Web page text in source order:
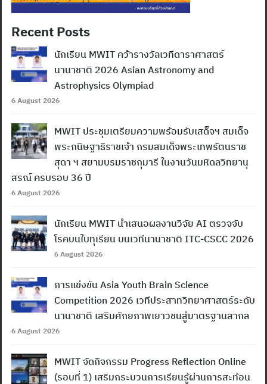
Recent Posts
นักเรียน MWIT คว้ารางวัลเวทีดาราศาสตร์
นานาชาติ 2026 Asian Astronomy and
Astrophysics Olympiad
6 August 2026
MWIT ประชุมเตรียมความพร้อมรับเสด็จฯ สมเด็จ
พระกนิษฐาธิราชเจ้า กรมสมเด็จพระเทพรัตนราช
สุดา ฯ สยามบรมราชกุมารี ในงานวันมหิดลวิทยานุ
สรณ์ ครบรอบ 36 ปี
6 August 2026
นักเรียน MWIT นำเสนอผลงานวิจัย AI ตรวจจับ
โรคบนใบทุเรียน บนเวทีนานาชาติ ITC-CSCC 2026
6 August 2026
การแข่งขัน Asia Youth Brain Science
Competition 2026 เวทีประสาทวิทยาศาสตร์ระดับ
นานาชาติ เสริมศักยภาพเยาวชนสู่มาตรฐานสากล
6 August 2026
MWIT จัดกิจกรรม Progress Reflection Online
(รอบที่ 1) เสริมกระบวนการเรียนรู้ผ่านการสะท้อน